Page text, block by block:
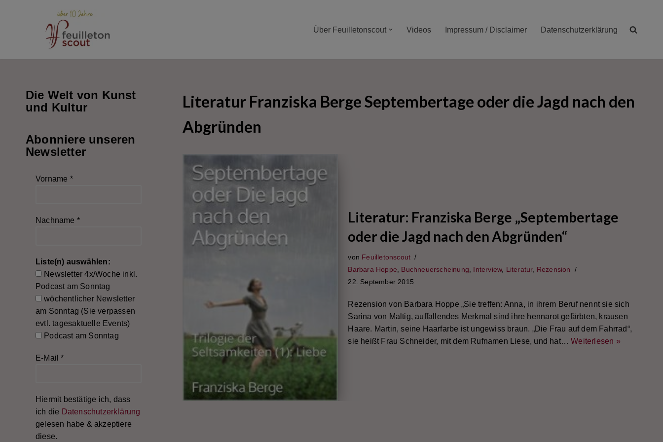
Über Feuilletonscout Videos Impressum / Disclaimer Datenschutzerklärung
Die Welt von Kunst
und Kultur
Abonniere unseren
Newsletter
Vorname *
Nachname *
Liste(n) auswählen:
Newsletter 4x/Woche inkl.
Podcast am Sonntag
wöchentlicher Newsletter
am Sonntag (Sie verpassen
evtl. tagesaktuelle Events)
Podcast am Sonntag
E-Mail*
Hiermit bestätige ich, dass
ich die Datenschutzerklärung
gelesen habe & akzeptiere
diese.
Literatur Franziska Berge Septembertage oder die Jagd nach den
Abgründen
Literatur: Franziska Berge „Septembertage
oder die Jagd nach den Abgründen“
von Feuilletonscout
Barbara Hoppe
Buchneuerscheinung Interview, Literatur, Rezension
22. September 2015
Rezension von Barbara Hoppe „Sie treffen: Anna, in ihrem Beruf nennt sie sich
Sarina von Maltig, auffallendes Merkmal sind ihre hennarot gefärbten, krausen
Haare. Martin, seine Haarfarbe ist ungewiss braun. „Die Frau auf dem Fahrrad“,
sie heißt Frau Schneider, mit dem Rufnamen Liese, und hat…Weiterlesen »